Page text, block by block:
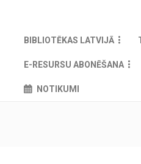
BIBLIOTĒKAS LATVIJĀ
E-RESURSU ABONĒŠANA
NOTIKUMI